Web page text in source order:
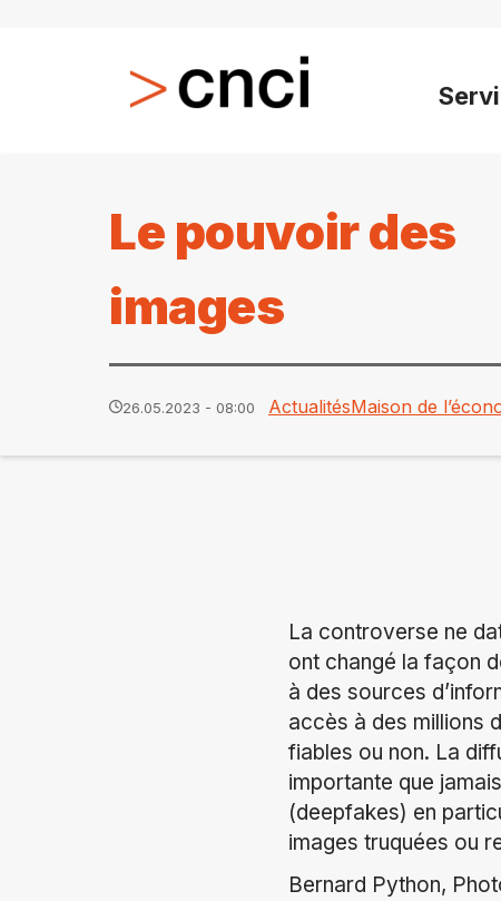
Le pouvoir des
images
26.05.2023 - 08:00 ActualitésMaison de
La controverse ne
ont changé la façon
à des sources
accès à des millions
fiables ou non. La
importante que
(deepfakes) en
images truquées ou
Bernard Python,